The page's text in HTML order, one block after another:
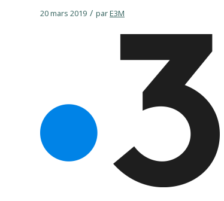
20 mars 2019 / parE3M